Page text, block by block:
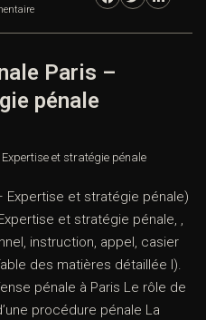
Paris –
pénale
et stratégie pénale
Expertise et stratégie pénale)
et stratégie pénale, ,
instruction, appel, casier
des matières détaillée I).
pénale à Paris Le rôle de
procédure pénale La